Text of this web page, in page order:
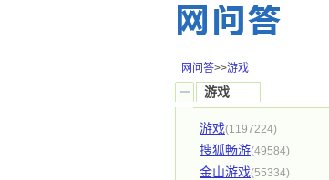
网问答>>游戏
游戏
游戏(1197224)
搜狐畅游(49584)
金山游戏(55334)